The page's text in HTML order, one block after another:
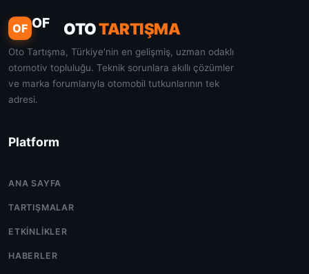
OF OF OTOTARTIŞMA
Oto Tartışma, Türkiye'nin en gelişmiş, uzman odaklı
otomotiv topluluğu. Teknik sorunlara akıllı çözümler
ve marka forumlarıyla otomobil tutkunlarının tek
adresi.
Platform
ANA SAYFA
TARTIŞMALAR
ETKINLIKLER
HABERLER